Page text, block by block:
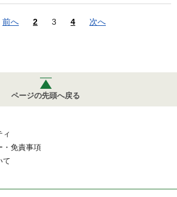
前へ 2 3 4 次へ
ページの先頭へ戻る
ィ
・免責事項
て